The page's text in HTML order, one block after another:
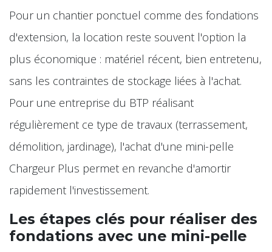
Pour un chantier ponctuel comme des fondations
d'extension, la location reste souvent l'option la
plus économique : matériel récent, bien entretenu,
sans les contraintes de stockage liées à l'achat.
Pour une entreprise du BTP réalisant
régulièrement ce type de travaux (terrassement,
démolition, jardinage), l'achat d'une mini-pelle
Chargeur Plus permet en revanche d'amortir
rapidement l'investissement.
Les étapes clés pour réaliser des
fondations avec une mini-pelle